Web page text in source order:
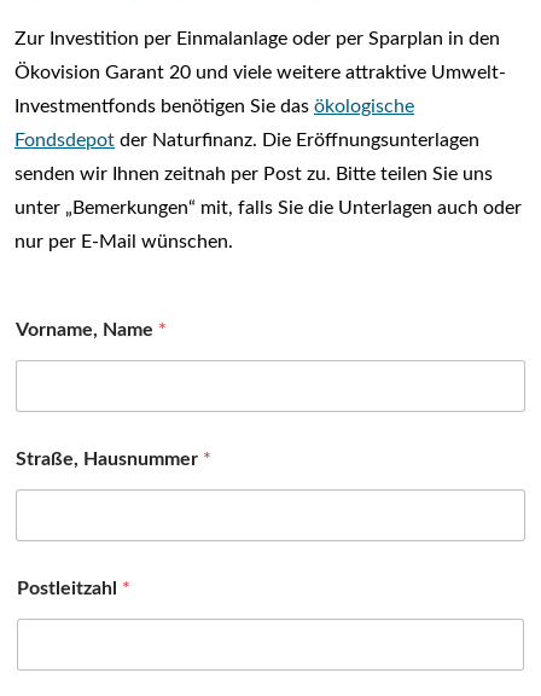
Zur Investition per Einmalanlage oder per Sparplan in den
Ökovision Garant 20 und viele weitere attraktive Umwelt-
Investmentfonds benötigen Sie das ökologische
Fondsdepot der Naturfinanz. Die Eröffnungsunterlagen
senden wir Ihnen zeitnah per Post zu. Bitte teilen Sie uns
unter „Bemerkungen“ mit, falls Sie die Unterlagen auch oder
nur per E-Mail wünschen.
Vorname, Name *
Straße, Hausnummer *
Postleitzahl *